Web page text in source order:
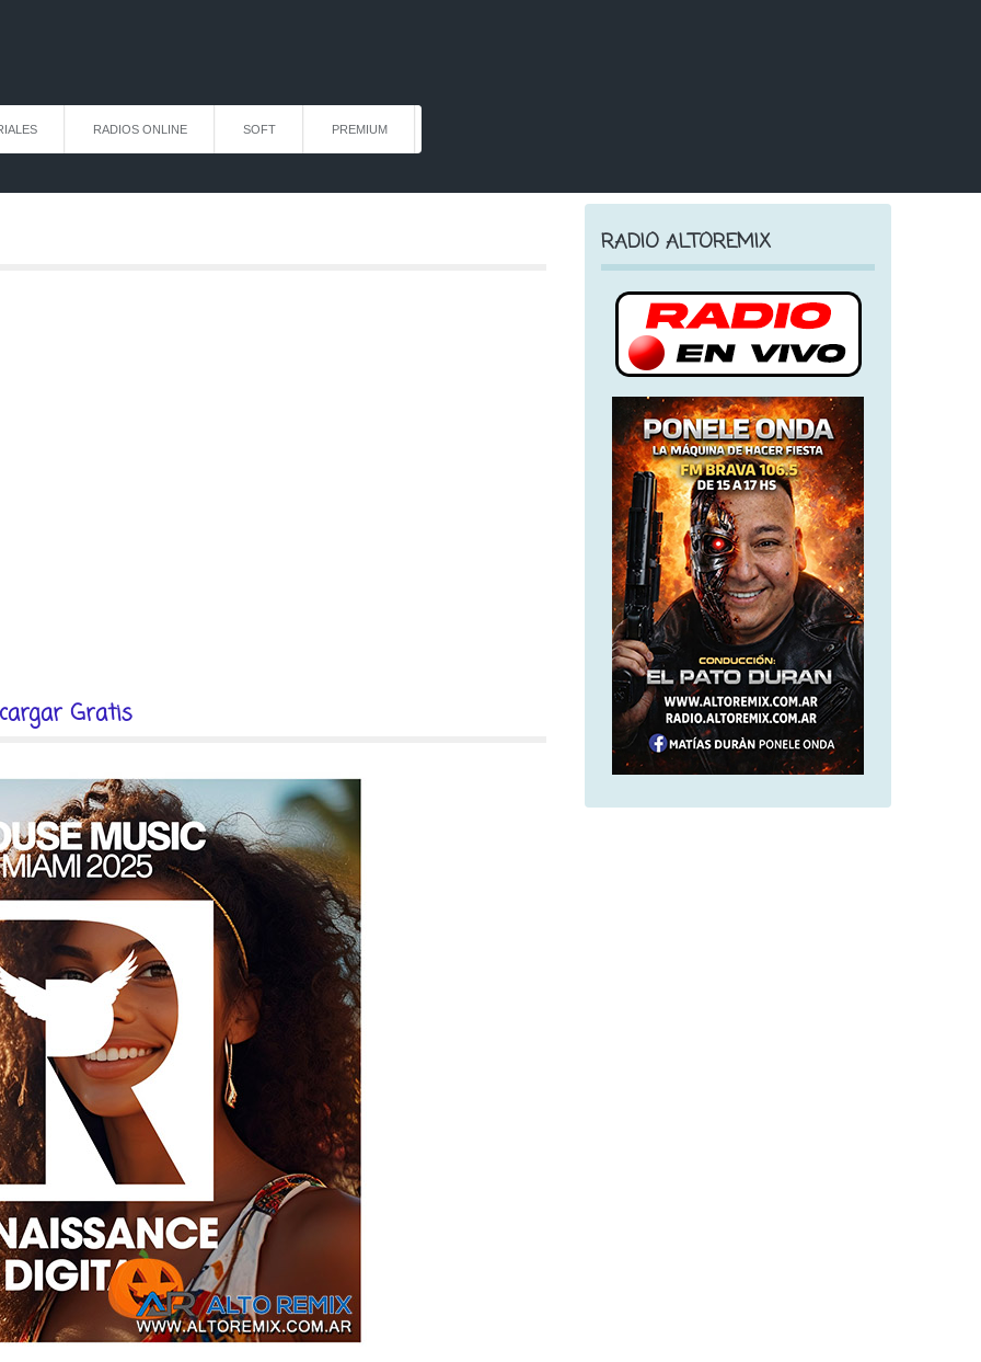
RADIOS ONLINE SOFT PREMIUM
Gratis
RADIO ALTOREMIX